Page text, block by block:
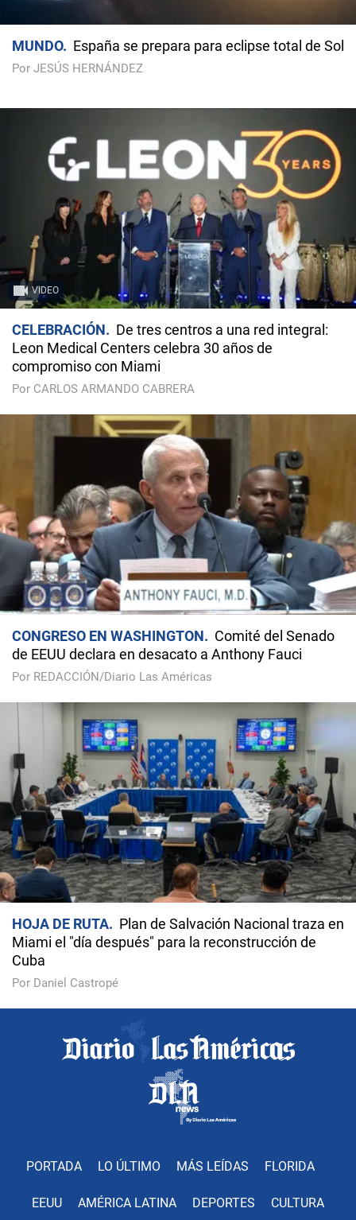
MUNDO España se prepara para eclipse total de Sol
Por JESÚS HERNÁNDEZ
VIDEO
CELEBRACIÓN
De tres centros a una red integral:
Leon Medical Centers celebra 30 años de
compromiso con Miami
Por CARLOS ARMANDO CABRERA
CONGRESO EN WASHINGTON
Comité del Senado
de EEUU declara en desacato a Anthony Fauci
Por REDACCIÓN/Diario Las Américas
HOJA DE RUTA
Plan de Salvación Nacional traza en
Miami el "día después" para la reconstrucción de
Cuba
Por Daniel Castropé
PORTADA LO ÚLTIMO MÁS LEÍDAS FLORIDA
EEUU AMÉRICA LATINA DEPORTES CULTURA